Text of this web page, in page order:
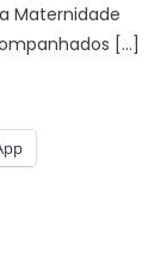
Maternidade
[…]